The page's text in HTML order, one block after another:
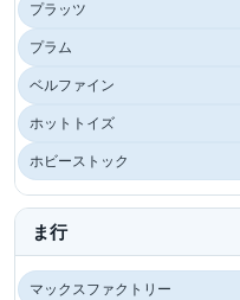
プラッツ
プラム
ベルファイン
ホットトイズ
ホビーストック
ま行
マックスファクトリー